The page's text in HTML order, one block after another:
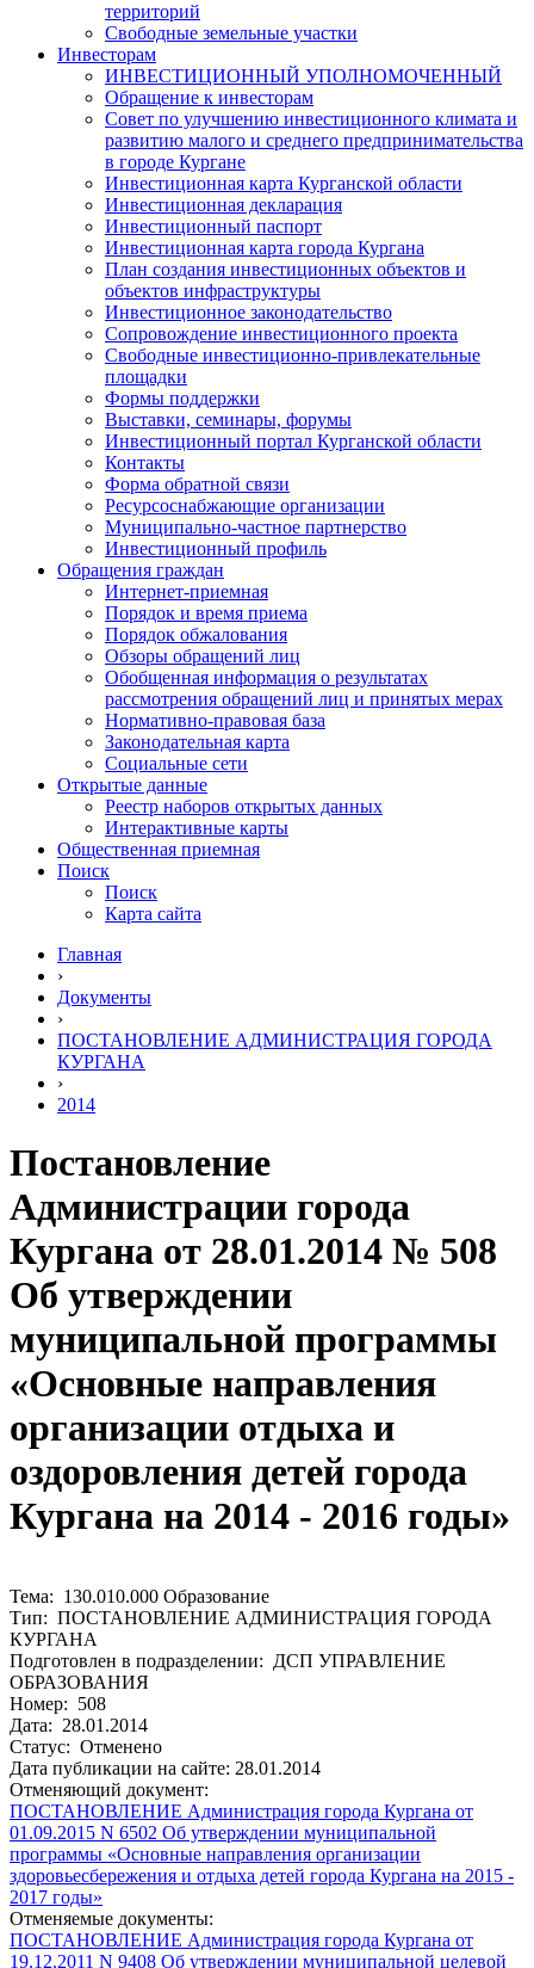
территорий
Свободные земельные участки
Инвесторам
ИНВЕСТИЦИОННЫЙ УПОЛНОМОЧЕННЫЙ
Обращение к инвесторам
Совет по улучшению инвестиционного климата и
развитию малого и среднего предпринимательства
в городе Кургане
Инвестиционная карта Курганской области
Инвестиционная декларация
Инвестиционный паспорт
Инвестиционная карта города Кургана
План создания инвестиционных объектов и
объектов инфраструктуры
Инвестиционное законодательство
Сопровождение инвестиционного проекта
Свободные инвестиционно-привлекательные
площадки
Формы поддержки
Выставки, семинары, форумы
Инвестиционный портал Курганской области
Контакты
Форма обратной связи
Ресурсоснабжающие организации
Муниципально-частное партнерство
Инвестиционный профиль
Обращения граждан
Интернет-приемная
Порядок и время приема
Порядок обжалования
Обзоры обращений лиц
Обобщенная информация о результатах
рассмотрения обращений лиц и принятых мерах
Нормативно-правовая база
Законодательная карта
Социальные сети
Открытые данные
Реестр наборов открытых данных
Интерактивные карты
Общественная приемная
Поиск
Поиск
Карта сайта
Главная
›
Документы
›
ПОСТАНОВЛЕНИЕ АДМИНИСТРАЦИЯ ГОРОДА
КУРГАНА
›
2014
Постановление
Администрации города
Кургана от 28.01.2014 № 508
Об утверждении
муниципальной программы
«Основные направления
организации отдыха и
оздоровления детей города
Кургана на 2014 - 2016 годы»
Тема: 130.010.000 Образование
Тип: ПОСТАНОВЛЕНИЕ АДМИНИСТРАЦИЯ ГОРОДА
КУРГАНА
Подготовлен в подразделении: ДСП УПРАВЛЕНИЕ
ОБРАЗОВАНИЯ
Номер: 508
Дата: 28.01.2014
Статус: Отменено
Дата публикации на сайте: 28.01.2014
Отменяющий документ:
ПОСТАНОВЛЕНИЕ Администрация города Кургана от
01.09.2015 N 6502 Об утверждении муниципальной
программы «Основные направления организации
здоровьесбережения и отдыха детей города Кургана на 2015 -
2017 годы»
Отменяемые документы:
ПОСТАНОВЛЕНИЕ Администрация города Кургана от
19.12.2011 N 9408 Об утверждении муниципальной целевой